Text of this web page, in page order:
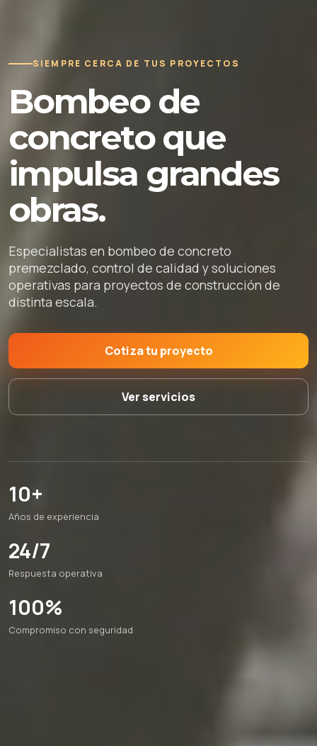
SIEMPRE CERCA DE TUS PROYECTOS
Bombeo de
concreto que
impulsa grandes
obras.
Especialistas en bombeo de concreto
premezclado, control de calidad y soluciones
operativas para proyectos de construcción de
distinta escala.
Cotiza tu proyecto
Ver servicios
10+
Años de experiencia
24/7
Respuesta operativa
100%
Compromiso con seguridad